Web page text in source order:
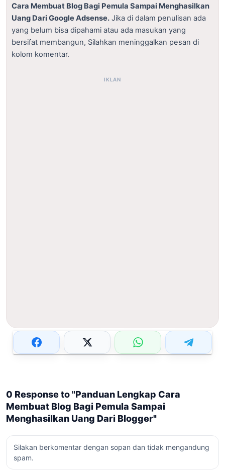
Cara Membuat Blog Bagi Pemula Sampai Menghasilkan
Uang Dari Google Adsense. Jika di dalam penulisan ada
yang belum bisa dipahami atau ada masukan yang
bersifat membangun, Silahkan meninggalkan pesan di
kolom komentar.
0 Response to "Panduan Lengkap Cara
Membuat Blog Bagi Pemula Sampai
Menghasilkan Uang Dari Blogger"
Silakan berkomentar dengan sopan dan tidak mengandung
spam.